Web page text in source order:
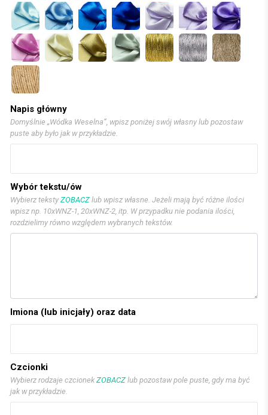
Napis główny
Domyślnie „Wódka Weselna”, wpisz poniżej swój własny lub pozostaw
puste aby było jak w przykładzie.
Wybór tekstu/ów
Wybierz teksty ZOBACZ lub wpisz własne. Jeżeli mają być różne ilości
wpisz np. 10xWNZ-1, 20xWNZ-2, itp. W przypadku nie podania ilości,
rozdzielimy równo względem wybranych tekstów.
Imiona (lub inicjały) oraz data
Czcionki
Wybierz rodzaje czcionek ZOBACZ lub pozostaw pole puste, gdy ma być
jak w przykładzie.